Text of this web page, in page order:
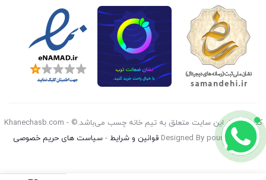
کليه حقوق اين سايت متعلق به تیم خانه چسب می‌باشد.© Khanechasb.com -
Designed By pouryan 2026 قوانین و شرایط - سیاست های حریم خصوصی